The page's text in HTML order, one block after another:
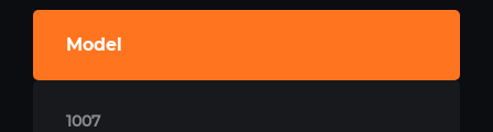
Model
1007